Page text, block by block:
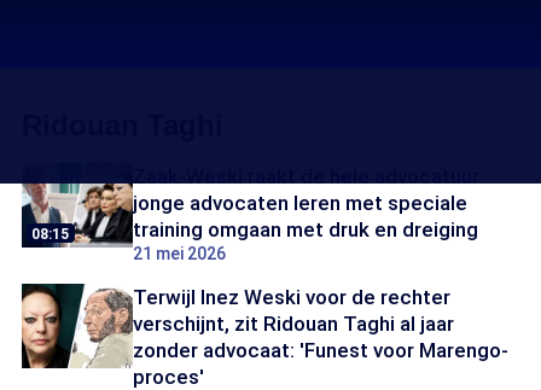
08:15
jonge advocaten leren met speciale
training omgaan met druk en dreiging
21 mei 2026
Terwijl Inez Weski voor de rechter
verschijnt, zit Ridouan Taghi al jaar
zonder advocaat: 'Funest voor Marengo-
proces'